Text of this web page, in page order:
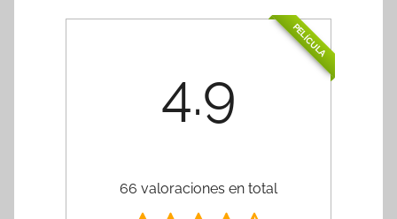
PELÍCULA
4.9
66 valoraciones en total